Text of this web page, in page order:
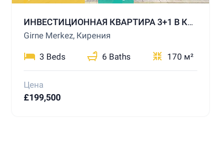
ИНВЕСТИЦИОННАЯ КВАРТИРА 3+1 В КИРЕНИИ С БАССЕЙНОМ
Girne Merkez, Кирения
3 Beds 6 Baths 170 м²
Цена
£199,500